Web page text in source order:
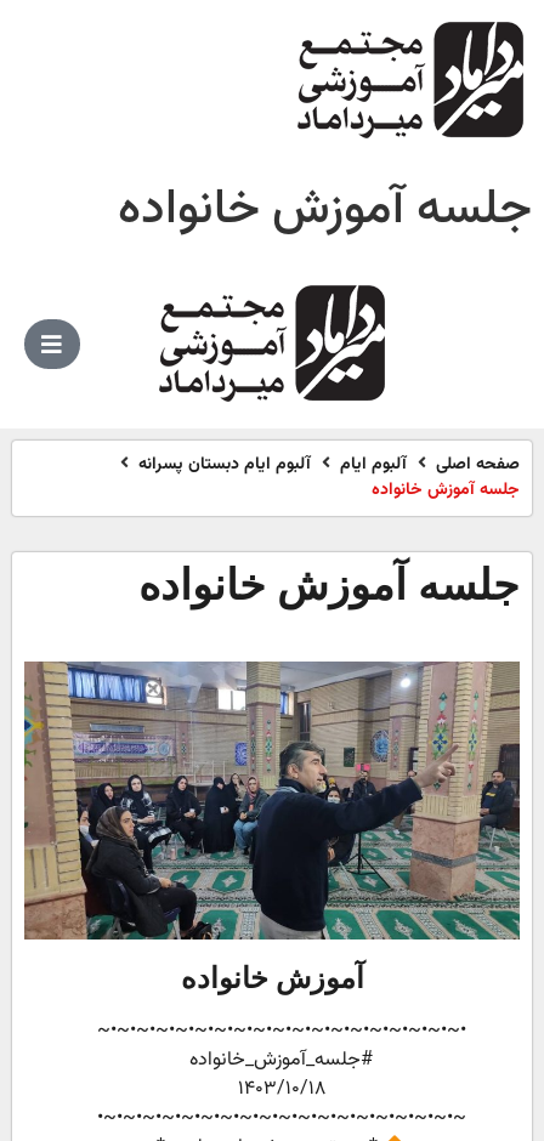
جلسه آموزش خانواده
صفحه اصلی آلبوم ایام
آلبوم ایام دبستان پسرانه
جلسه آموزش خانواده
جلسه آموزش خانواده
آموزش خانواده
•~•~•~•~•~•~•~•~•~•~•~•~•~•~•~•~•~•~•~
#جلسه_آموزش_خانواده
۱۴۰۳/۱۰/۱۸
~•~•~•~•~•~•~•~•~•~•~•~•~•~•~•~•~•~•~•